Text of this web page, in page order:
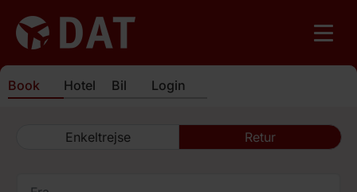
Book Hotel Bil Login
Enkeltrejse Retur